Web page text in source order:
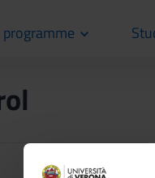
programme